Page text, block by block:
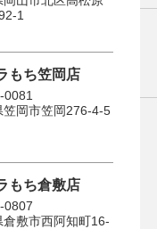
1
もち笠岡店
0081
笠岡市笠岡276-4-5
もち倉敷店
0807
倉敷市西阿知町16-